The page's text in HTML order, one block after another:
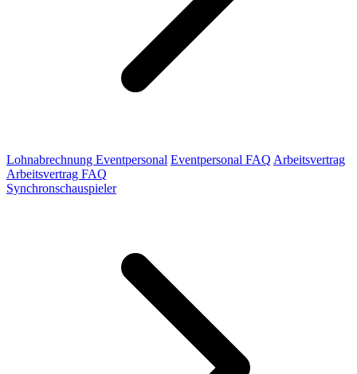
Lohnabrechnung Eventpersonal Eventpersonal FAQ Arbeitsvertrag
Arbeitsvertrag FAQ
Synchronschauspieler